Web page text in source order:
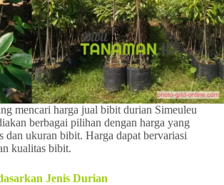
mencari harga jual bibit durian Simeuleu
berbagai pilihan dengan harga yang
dan ukuran bibit. Harga dapat bervariasi
kualitas bibit.
Jenis Durian